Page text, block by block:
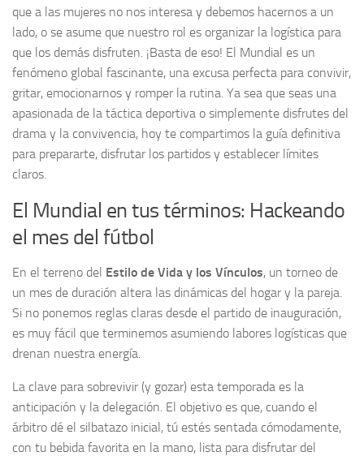
que a las mujeres no nos interesa y debemos hacernos a un
lado, o se asume que nuestro rol es organizar la logística para
que los demás disfruten. ¡Basta de eso! El Mundial es un
fenómeno global fascinante, una excusa perfecta para convivir,
gritar, emocionarnos y romper la rutina. Ya sea que seas una
apasionada de la táctica deportiva o simplemente disfrutes del
drama y la convivencia, hoy te compartimos la guía definitiva
para prepararte, disfrutar los partidos y establecer límites
claros.
El Mundial en tus términos: Hackeando
el mes del fútbol
En el terreno del Estilo de Vida y los Vínculos, un torneo de
un mes de duración altera las dinámicas del hogar y la pareja.
Si no ponemos reglas claras desde el partido de inauguración,
es muy fácil que terminemos asumiendo labores logísticas que
drenan nuestra energía.
La clave para sobrevivir (y gozar) esta temporada es la
anticipación y la delegación. El objetivo es que, cuando el
árbitro dé el silbatazo inicial, tú estés sentada cómodamente,
con tu bebida favorita en la mano, lista para disfrutar del